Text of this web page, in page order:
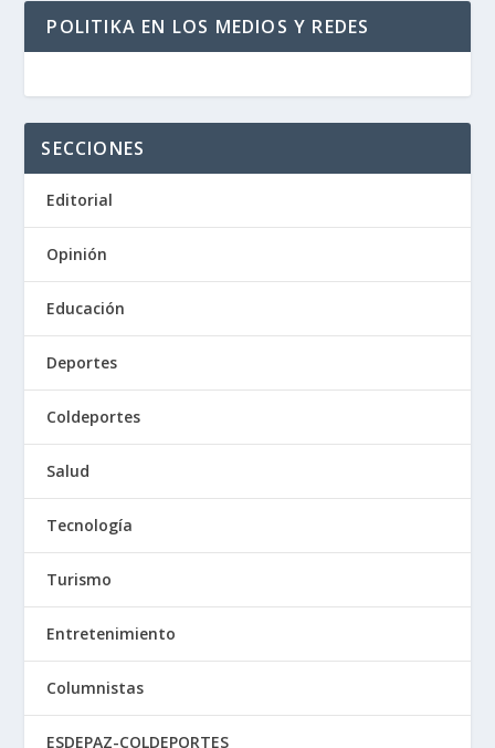
POLITIKA EN LOS MEDIOS Y REDES
SECCIONES
Editorial
Opinión
Educación
Deportes
Coldeportes
Salud
Tecnología
Turismo
Entretenimiento
Columnistas
ESDEPAZ-COLDEPORTES